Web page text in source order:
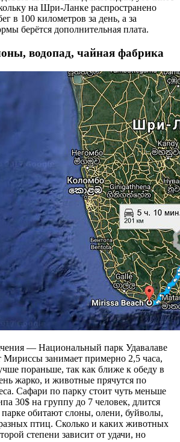
на Шри-Ланке распространено
в 100 километров за день, а за
берётся дополнительная плата.
водопад, чайная фабрика
— Национальный парк Удавалаве
Мириссы занимает примерно 2,5 часа,
пораньше, так как ближе к обеду в
жарко, и животные прячутся по
Сафари по парку стоит чуть меньше
30$ на группу до 7 человек, длится
обитают слоны, олени, буйволы,
птиц. Сколько и каких животных
степени зависит от удачи, но